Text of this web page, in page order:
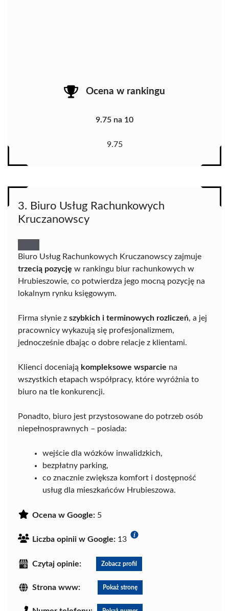
Ocena w rankingu
9.75 na 10
9.75
3. Biuro Usług Rachunkowych
Kruczanowscy
Biuro Usług Rachunkowych Kruczanowscy zajmuje
trzecią pozycję w rankingu biur rachunkowych w
Hrubieszowie, co potwierdza jego mocną pozycję na
lokalnym rynku księgowym.
Firma słynie z szybkich i terminowych rozliczeń, a jej
pracownicy wykazują się profesjonalizmem,
jednocześnie dbając o dobre relacje z klientami.
Klienci doceniają kompleksowe wsparcie na
wszystkich etapach współpracy, które wyróżnia to
biuro na tle konkurencji.
Ponadto, biuro jest przystosowane do potrzeb osób
niepełnosprawnych – posiada:
wejście dla wózków inwalidzkich,
bezpłatny parking,
co znacznie zwiększa komfort i dostępność
usług dla mieszkańców Hrubieszowa.
Ocena w Google: 5
Liczba opinii w Google: 13
Czytaj opinie: Zobacz profil
Strona www: Pokaż stronę